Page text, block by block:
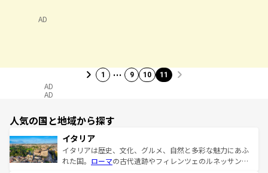
AD
1 … 9 10 11
AD
AD
人気の国と地域から探す
イタリア
イタリアは歴史、文化、グルメ、自然と多彩な魅力にあふ
れた国。 ローマの古代遺跡やフィレンツェのルネッサンス